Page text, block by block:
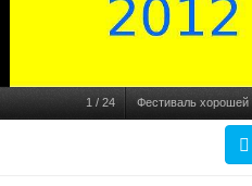
1 / 24 Фестиваль хорошей